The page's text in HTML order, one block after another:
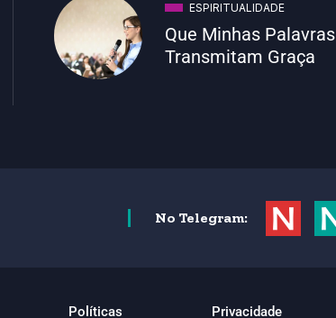
ESPIRITUALIDADE
Que Minhas Palavras
Transmitam Graça
No Telegram:
Políticas Privacidade